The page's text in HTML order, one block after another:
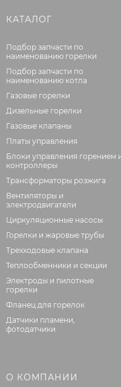
КАТАЛОГ
Подбор запчасти по
наименованию горелки
Подбор запчасти по
наименованию котла
Газовые горелки
Дизельные горелки
Газовые клапаны
Платы управления
Блоки управления горением
контроллеры
Трансформаторы розжига
Вентиляторы и
электродвигатели
Циркуляционные насосы
Горелки и жаровые трубы
Трехходовые клапана
Теплообменники и секции
Электроды и пилотные
горелки
Фланец для горелок
Датчики пламени,
фотодатчики
О КОМПАНИИ